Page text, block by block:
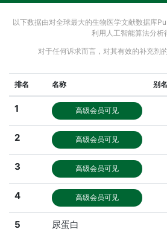
以下数据由对全球最大的生物医学文献数据库
利用人工智能算法分析
对于任何诉求而言，对其有效的补充剂
排名 名称 别名
1 高级会员可见
2 高级会员可见
3 高级会员可见
4 高级会员可见
5 尿蛋白